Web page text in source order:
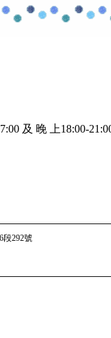
及 晚 上18:00-
段292號